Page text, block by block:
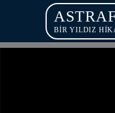
BİR YILDIZ